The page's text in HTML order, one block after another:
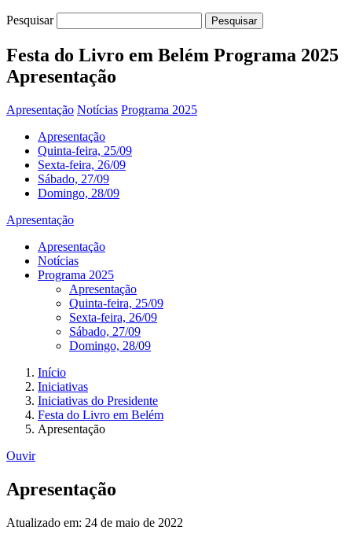
Pesquisar Pesquisar
Festa do Livro em Belém Programa 2025
Apresentação
Apresentação Notícias Programa 2025
Apresentação
Quinta-feira, 25/09
Sexta-feira, 26/09
Sábado, 27/09
Domingo, 28/09
Apresentação
Apresentação
Notícias
Programa 2025
Apresentação
Quinta-feira, 25/09
Sexta-feira, 26/09
Sábado, 27/09
Domingo, 28/09
Início
Iniciativas
Iniciativas do Presidente
Festa do Livro em Belém
Apresentação
Ouvir
Apresentação
Atualizado em: 24 de maio de 2022